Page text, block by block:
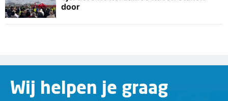
door
Wij helpen je graag